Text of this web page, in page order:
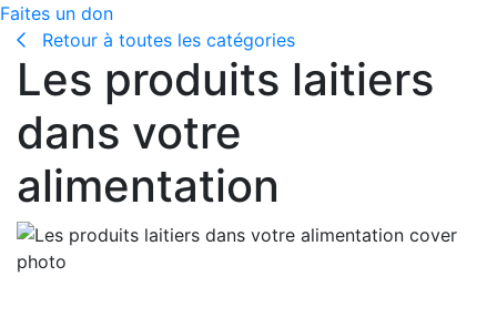
Faites un don
Retour à toutes les catégories
Les produits laitiers
dans votre
alimentation